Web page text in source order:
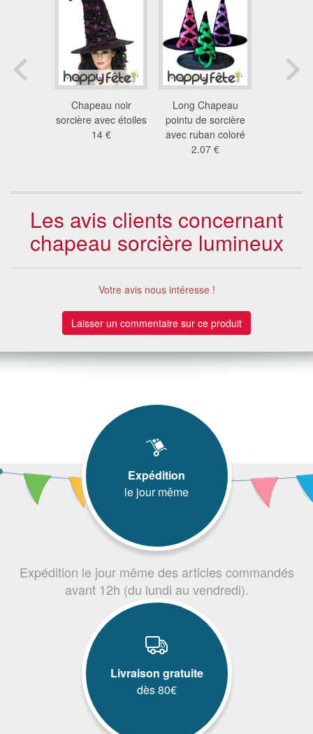
Chapeau noir
sorcière avec étoiles
14 €
Long Chapeau
pointu de sorcière
avec ruban coloré
2.07 €
Les avis clients concernant
chapeau sorcière lumineux
Votre avis nous intéresse !
Laisser un commentaire sur ce produit
Expédition
le jour même
Expédition le jour même des articles commandés
avant 12h (du lundi au vendredi).
Livraison gratuite
dès 80€